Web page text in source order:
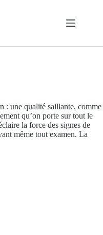
: une qualité saillante, comme
qu’on porte sur tout le
la force des signes de
même tout examen. La